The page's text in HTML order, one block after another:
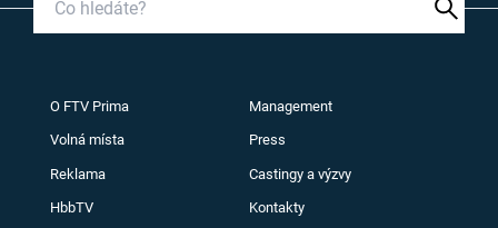
O FTV Prima Management
Volná místa Press
Reklama Castingy a výzvy
HbbTV Kontakty